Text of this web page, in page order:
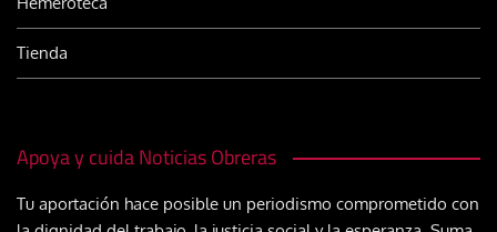
Tienda
Apoya y cuida Noticias Obreras
Tu aportación hace posible un periodismo comprometido con